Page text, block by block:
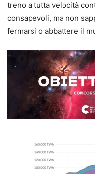
treno a tutta velocità
consapevoli, ma non
fermarsi o abbattere il